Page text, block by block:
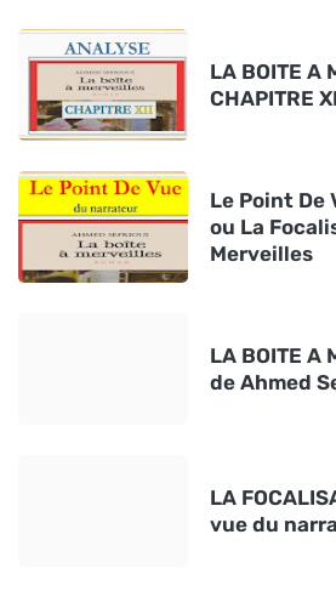
LA BOITE A
CHAPITRE
Le Point De
ou La
Merveilles
LA BOITE A
de Ahmed
LA
vue du